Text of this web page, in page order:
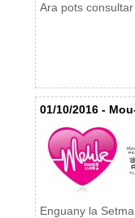
Ara pots consultar
01/10/2016 -
Enguany la